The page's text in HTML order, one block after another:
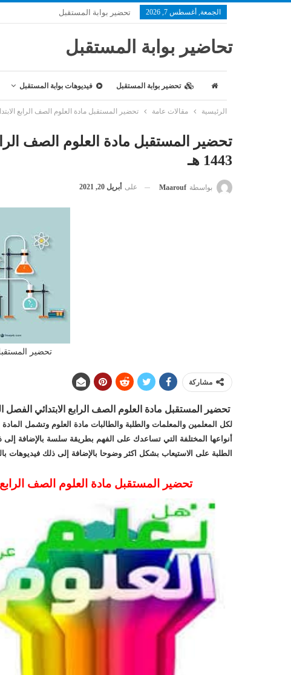
الجمعة, أغسطس 7, 2026 تحضير بوابة المستقبل
تحاضير بوابة المستقبل
تحضير بوابة المستقبل فيديوهات بوابة المستقبل
الرئيسية مقالات عامة تحضير المستقبل مادة العلوم الصف الرابع الابتدائي
تحضير المستقبل مادة العلوم الصف
1443 هـ
بواسطة Maarouf على أبريل 20, 2021
تحضير
مشاركة
تحضير المستقبل مادة العلوم الصف الرابع الابتدائي الفصل
لكل المعلمين والمعلمات والطلبة والطالبات مادة العلوم وتشمل
أنواعها المختلفة التي تساعدك على الفهم بطريقة سلسة بالإضافة
الطلبة على الاستيعاب بشكل اكثر وضوحا بالإضافة إلى ذلك فيديوهات
تحضير المستقبل مادة العلوم الصف الرابع